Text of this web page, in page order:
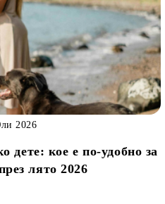
дете: кое е по-удобно за
лято 2026
2026